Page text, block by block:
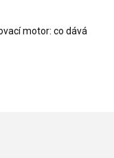
motor: co dává